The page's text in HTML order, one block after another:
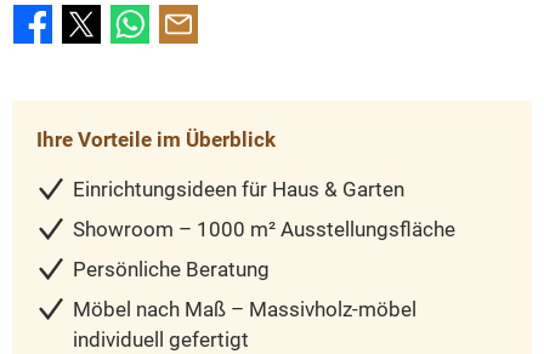
Ihre Vorteile im Überblick
Einrichtungsideen für Haus & Garten
Showroom – 1000 m² Ausstellungsfläche
Persönliche Beratung
Möbel nach Maß – Massivholz-möbel
individuell gefertigt